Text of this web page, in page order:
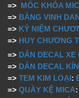
=> MÓC KHÓA
=> BẢNG VINH
=> KỶ NIỆM
=> HUY CHƯƠNG
=> DÁN DECAL XE
=> DÁN DECAL
=> TEM KIM LOẠI:
=> QUẦY KỆ MICA: